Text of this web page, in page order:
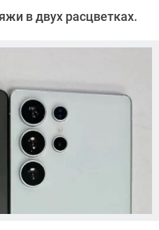
в двух расцветках.